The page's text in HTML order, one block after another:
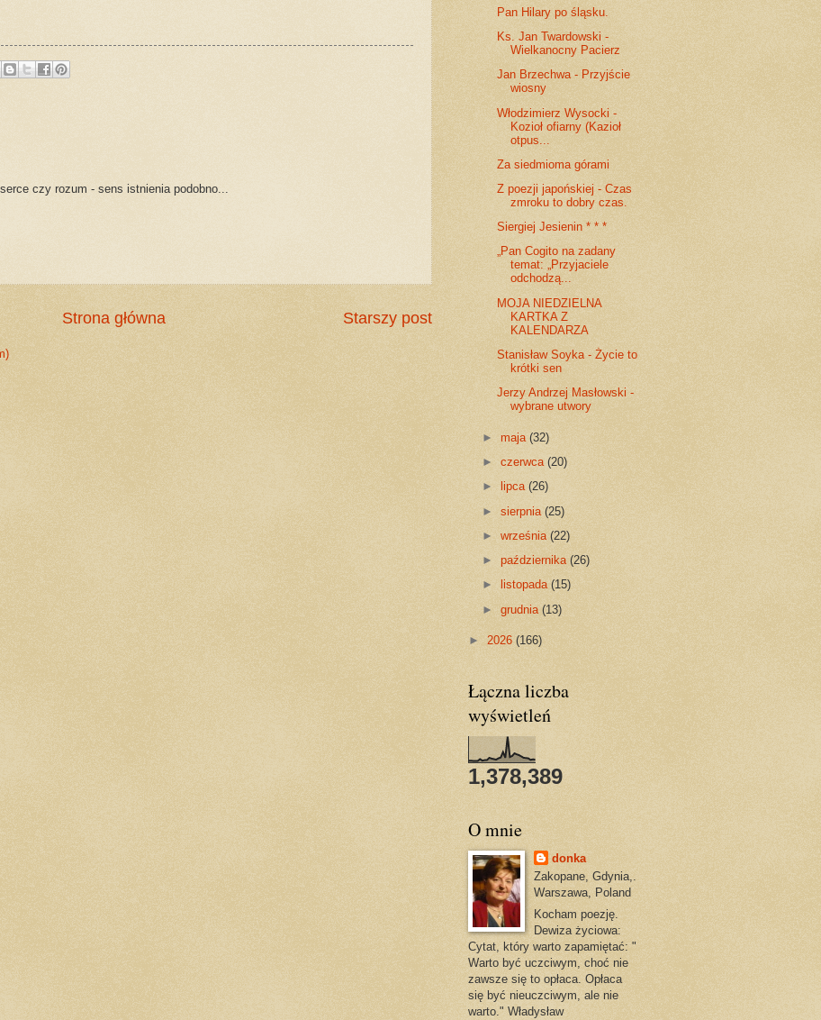
czy rozum - sens istnienia podobno...
Starszy post
Strona główna
Pan Hilary po śląsku.
Ks. Jan Twardowski -
Wielkanocny Pacierz
Jan Brzechwa - Przyjście
wiosny
Włodzimierz Wysocki -
Kozioł ofiarny (Kazioł
otpus...
Za siedmioma górami
Z poezji japońskiej - Czas
zmroku to dobry czas.
Siergiej Jesienin * * *
„Pan Cogito na zadany
temat: „Przyjaciele
odchodzą...
MOJA NIEDZIELNA
KARTKA Z
KALENDARZA
Stanisław Soyka - Życie to
krótki sen
Jerzy Andrzej Masłowski -
wybrane utwory
► maja(32)
►czerwca(20)
►
lipca(26)
►sierpnia(25)
►września(22)
►października(26)
►
listopada(15)
►grudnia(13)
► 2026 (166)
Łączna liczba
wyświetleń
1,378,389
O mnie
donka
Zakopane, Gdynia,.
Warszawa, Poland
Kocham poezję.
Dewiza życiowa:
Cytat, który warto zapamiętać: "
Warto być uczciwym, choć nie
zawsze się to opłaca. Opłaca
się być nieuczciwym, ale nie
warto." Władysław